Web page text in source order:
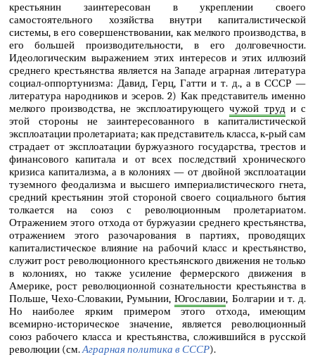
крестьянин заинтересован в укреплении своего
самостоятельного хозяйства внутри капиталистической
системы, в его совершенствовании, как мелкого производства, в
его большей производительности, в его долговечности.
Идеологическим выражением этих интересов и этих иллюзий
среднего крестьянства является на Западе аграрная литература
социал-оппортунизма: Давид, Герц, Гатти и т. д., а в СССР —
литература народников и эсеров. 2) Как представитель именно
мелкого производства, не эксплоатирующегочужой труди с
этой стороны не заинтересованного в капиталистической
эксплоатации пролетариата; как представитель класса, к‑рый сам
страдает от эксплоатации буржуазного государства, трестов и
финансового капитала и от всех последствий хронического
кризиса капитализма, а в колониях — от двойной эксплоатации
туземного феодализма и высшего империалистического гнета,
средний крестьянин этой стороной своего социального бытия
толкается на союз с революционным пролетариатом.
Отражением этого отхода от буржуазии среднего крестьянства,
отражением этого разочарования в партиях, проводящих
капиталистическое влияние на рабочий класс и крестьянство,
служит рост революционного крестьянского движения не только
в колониях, но также усиление фермерского движения в
Америке, рост революционной сознательности крестьянства в
Польше, Чехо-Словакии, Румынии,Югославии, Болгарии и т. д.
Но наиболее ярким примером этого отхода, имеющим
всемирно-историческое значение, является революционный
союз рабочего класса и крестьянства, сложившийся в русской
революции (см.Аграрная политика в СССР).